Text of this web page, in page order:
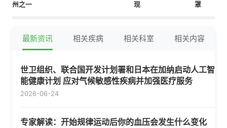
州之一
现
罩
最新资讯 相关疾病 相关科室 相关内容
世卫组织、联合国开发计划署和日本在加纳启动人工智
能健康计划 应对气候敏感性疾病并加强医疗服务
2026-06-24
专家解读：开始规律运动后你的血压会发生什么变化